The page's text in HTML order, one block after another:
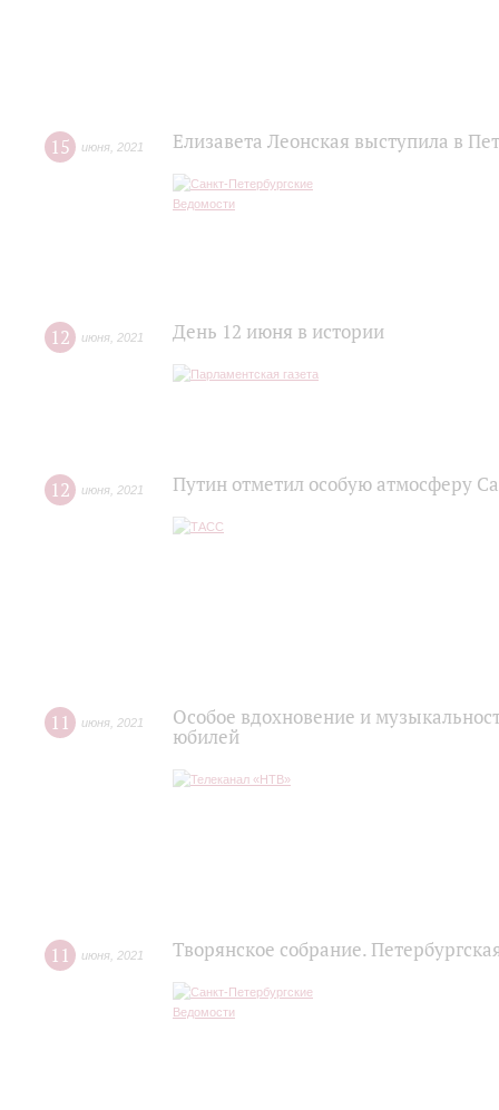
15 июня 2021 Елизавета Леонская выступила в
12 июня 2021 День 12 июня в истории
12 июня 2021 Путин отметил особую атмосферу
11 июня 2021
Особое вдохновение и
юбилей
11 июня 2021 Творянское собрание.